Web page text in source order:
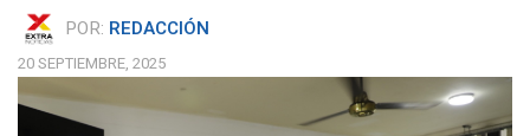
POR: REDACCIÓN
20 SEPTIEMBRE, 2025